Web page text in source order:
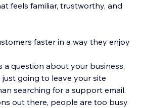
feels familiar, trustworthy, and
faster in a way they enjoy
about your business,
just going to leave your site
searching for a support email.
out there, people are too busy